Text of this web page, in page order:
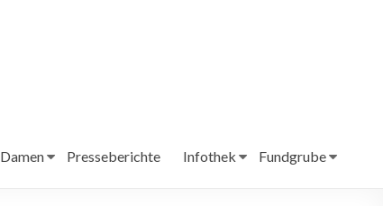
Damen Presseberichte Infothek Fundgrube